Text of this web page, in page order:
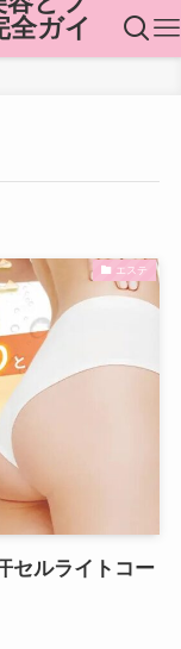
全ガイ
エステ
セルライトコー